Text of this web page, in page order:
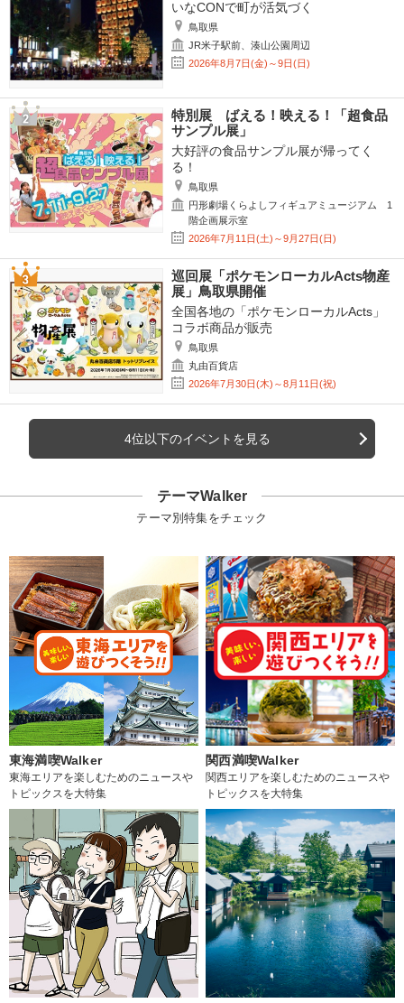
いなCONで町が活気づく
鳥取県
JR米子駅前、湊山公園周辺
2026年8月7日(金)～9日(日)
特別展 ばえる！映える！「超食品
サンプル展」
大好評の食品サンプル展が帰ってく
る！
鳥取県
円形劇場くらよしフィギュアミュージアム 1
階企画展示室
2026年7月11日(土)～9月27日(日)
巡回展「ポケモンローカルActs物産
展」鳥取県開催
全国各地の「ポケモンローカルActs」
コラボ商品が販売
鳥取県
丸由百貨店
2026年7月30日(木)～8月11日(祝)
4位以下のイベントを見る
テーマWalker
テーマ別特集をチェック
東海満喫Walker
東海エリアを楽しむためのニュースや
トピックスを大特集
関西満喫Walker
関西エリアを楽しむためのニュースや
トピックスを大特集